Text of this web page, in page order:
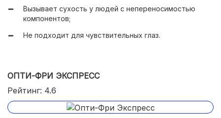
Вызывает сухость у людей с непереносимостью
компонентов;
Не подходит для чувствительных глаз.
ОПТИ-ФРИ ЭКСПРЕСС
Рейтинг: 4.6